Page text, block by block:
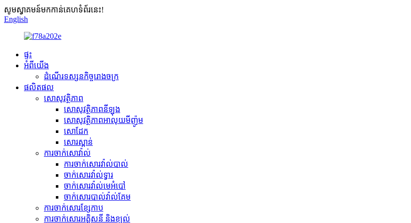
សូមស្វាគមន៍មកកាន់គេហទំព័រនេះ!
English
ផ្ទះ
អំពីយើង
ដំណើរទស្សនកិច្ចរោងចក្រ
ផលិតផល
សោសុវត្ថិភាព
សោសុវត្ថិភាពនីឡុង
សោសុវត្ថិភាពអាលុយមីញ៉ូម
សោដែក
សោរស្ពាន់
ការចាក់សោវ៉ាល់
ការចាក់សោរវ៉ាល់បាល់
ចាក់សោរវ៉ាល់ទ្វារ
ចាក់សោរវ៉ាល់មេអំបៅ
ចាក់សោរបាល់វ៉ាល់គែម
ការចាក់សោរខ្សែកាប
ការចាក់សោរអគ្គិសនី និងខ្យល់